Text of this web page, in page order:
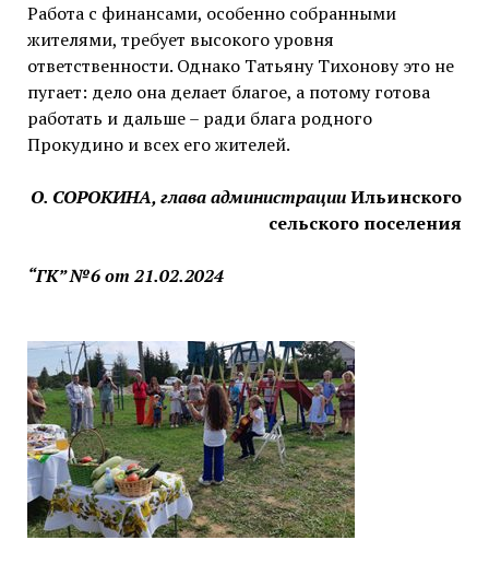
Работа с финансами, особенно собранными
жителями, требует высокого уровня
ответственности. Однако Татьяну Тихонову это не
пугает: дело она делает благое, а потому готова
работать и дальше – ради блага родного
Прокудино и всех его жителей.
О. СОРОКИНА, глава администрацииИльинского
сельского поселения
“ГК” №6 от 21.02.2024